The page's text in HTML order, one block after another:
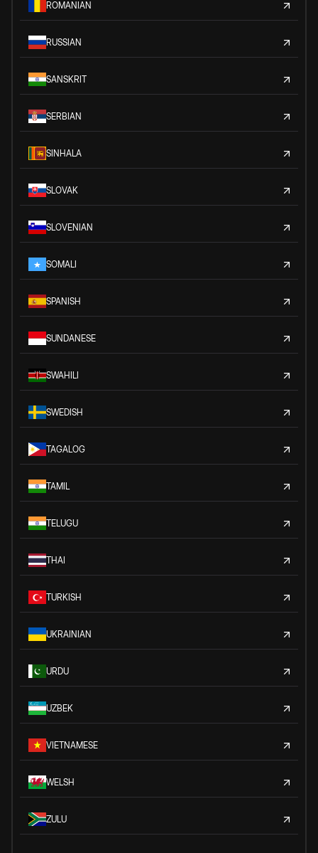
ROMANIAN
RUSSIAN
SANSKRIT
SERBIAN
SINHALA
SLOVAK
SLOVENIAN
SOMALI
SPANISH
SUNDANESE
SWAHILI
SWEDISH
TAGALOG
TAMIL
TELUGU
THAI
TURKISH
UKRAINIAN
URDU
UZBEK
VIETNAMESE
WELSH
ZULU